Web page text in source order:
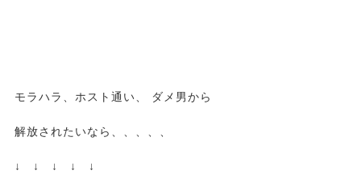
モラハラ、ホスト通い、 ダメ男から
解放されたいなら、、、、、
↓ ↓ ↓ ↓ ↓